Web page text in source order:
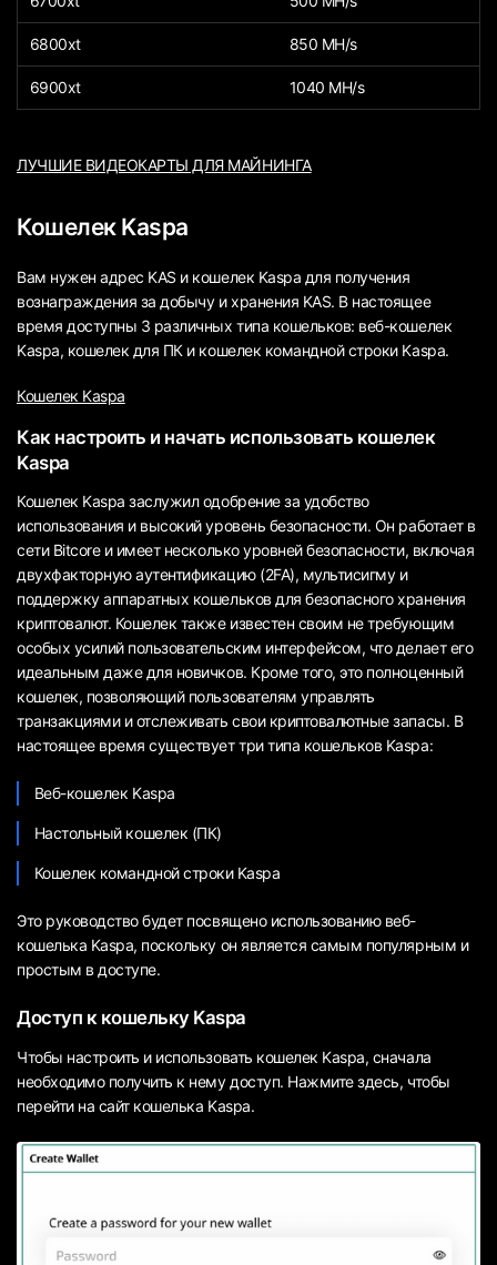
6800xt 850 MH/s
6900xt 1040 MH/s
ЛУЧШИЕ ВИДЕОКАРТЫ ДЛЯ МАЙНИНГА
Кошелек Kaspa
Вам нужен адрес KAS и кошелек Kaspa для получения
вознаграждения за добычу и хранения KAS. В настоящее
время доступны 3 различных типа кошельков: веб-кошелек
Kaspa, кошелек для ПК и кошелек командной строки Kaspa.
Кошелек Kaspa
Как настроить и начать использовать кошелек
Kaspa
Кошелек Kaspa заслужил одобрение за удобство
использования и высокий уровень безопасности. Он работает в
сети Bitcore и имеет несколько уровней безопасности, включая
двухфакторную аутентификацию (2FA), мультисигму и
поддержку аппаратных кошельков для безопасного хранения
криптовалют. Кошелек также известен своим не требующим
особых усилий пользовательским интерфейсом, что делает его
идеальным даже для новичков. Кроме того, это полноценный
кошелек, позволяющий пользователям управлять
транзакциями и отслеживать свои криптовалютные запасы. В
настоящее время существует три типа кошельков Kaspa:
Веб-кошелек Kaspa
Настольный кошелек (ПК)
Кошелек командной строки Kaspa
Это руководство будет посвящено использованию веб-
кошелька Kaspa, поскольку он является самым популярным и
простым в доступе.
Доступ к кошельку Kaspa
Чтобы настроить и использовать кошелек Kaspa, сначала
необходимо получить к нему доступ. Нажмите здесь, чтобы
перейти на сайт кошелька Kaspa.